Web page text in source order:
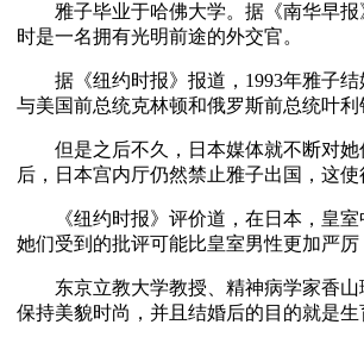
雅子毕业于哈佛大学。据《南华早报
时是一名拥有光明前途的外交官。
据《纽约时报》报道，1993年雅子结
与美国前总统克林顿和俄罗斯前总统叶
但是之后不久，日本媒体就不断对她
后，日本宫内厅仍然禁止雅子出国，这
《纽约时报》评价道，在日本，皇室
她们受到的批评可能比皇室男性更加严
东京立教大学教授、精神病学家香山
保持美貌时尚，并且结婚后的目的就是生